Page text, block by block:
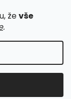
ževše
.